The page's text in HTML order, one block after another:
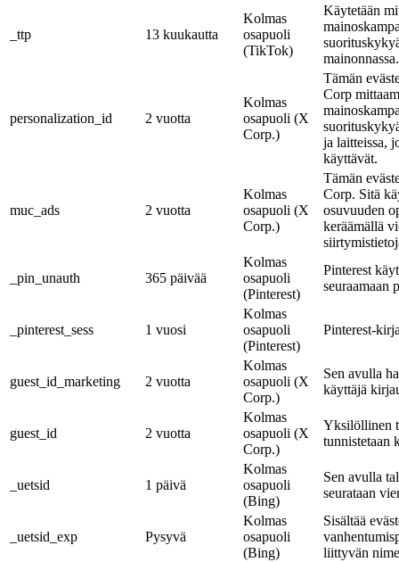
_ttp 13 kuukautta
Kolmas
osapuoli
(TikTok)
Käytetään
mainonnassa.
personalization_id 2 vuotta
Kolmas
osapuoli (X
Corp.)
Tämän
Corp
ja laitteissa,
käyttävät.
muc_ads 2 vuotta
Kolmas
osapuoli (X
Corp.)
Tämän
Corp. Sitä
osuvuuden
keräämällä
_pin_unauth 365 päivää
Kolmas
osapuoli
(Pinterest)
Pinterest
seuraamaan
_pinterest_sess 1 vuosi
Kolmas
osapuoli
(Pinterest)
Pinterest-
guest_id_marketing 2 vuotta
Kolmas
osapuoli (X
Corp.)
Sen avulla
käyttäjä
guest_id 2 vuotta
Kolmas
osapuoli (X
Corp.)
Yksilöllinen
tunnistetaan
_uetsid 1 päivä
Kolmas
osapuoli
(Bing)
Sen avulla
seurataan
_uetsid_exp Pysyvä
Kolmas
osapuoli
(Bing)
Sisältää
liittyvän